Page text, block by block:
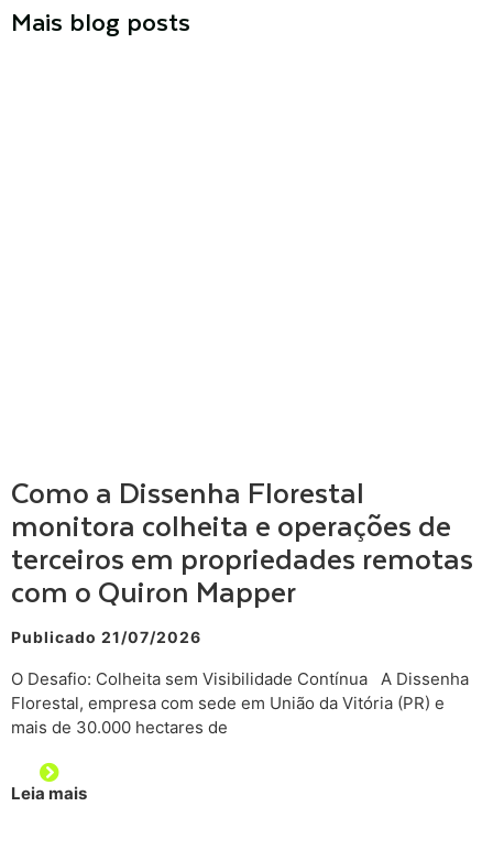
Mais blog posts
Como a Dissenha Florestal
monitora colheita e operações de
terceiros em propriedades remotas
com o Quiron Mapper
Publicado 21/07/2026
O Desafio: Colheita sem Visibilidade Contínua A Dissenha
Florestal, empresa com sede em União da Vitória (PR) e
mais de 30.000 hectares de
Leia mais